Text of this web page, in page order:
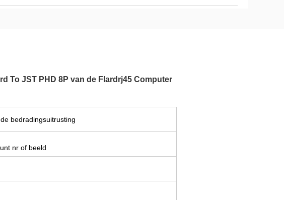
To JST PHD 8P van de Flardrj45 Computer
bedradingsuitrusting
nr of beeld